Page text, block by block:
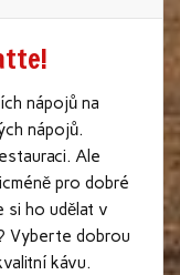
nápojů na
nápojů.
Ale
pro dobré
si ho udělat v
Vyberte dobrou
kávu.